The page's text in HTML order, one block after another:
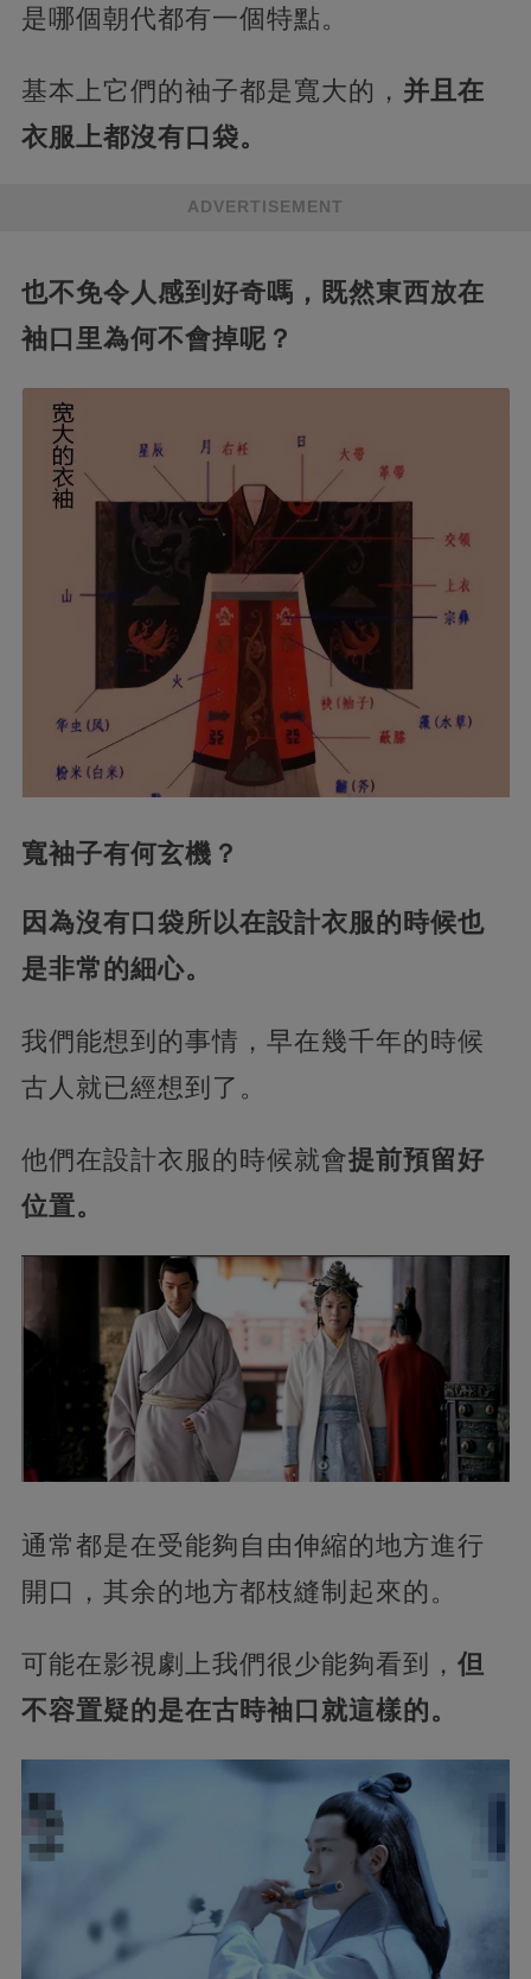
是哪個朝代都有一個特點。
基本上它們的袖子都是寬大的， 并且在
衣服上都沒有口袋。
ADVERTISEMENT
也不免令人感到好奇嗎，既然東西放在
袖口里為何不會掉呢？
寬袖子有何玄機？
因為沒有口袋所以在設計衣服的時候也
是非常的細心。
我們能想到的事情，早在幾千年的時候
古人就已經想到了。
他們在設計衣服的時候就會提前預留好
位置。
通常都是在受能夠自由伸縮的地方進行
開口，其余的地方都枝縫制起來的。
可能在影視劇上我們很少能夠看到， 但
不容置疑的是在古時袖口就這樣的。